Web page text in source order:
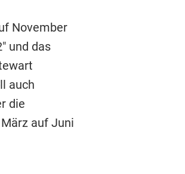
November
und das
auch
die
auf Juni